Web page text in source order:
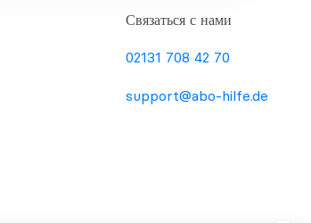
Связаться с нами
02131 708 42 70
support@abo-hilfe.de